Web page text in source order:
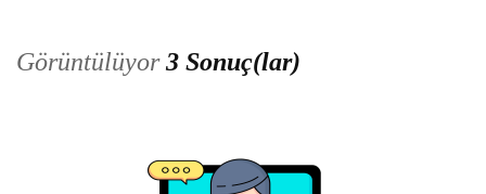
Görüntülüyor3 Sonuç(lar)